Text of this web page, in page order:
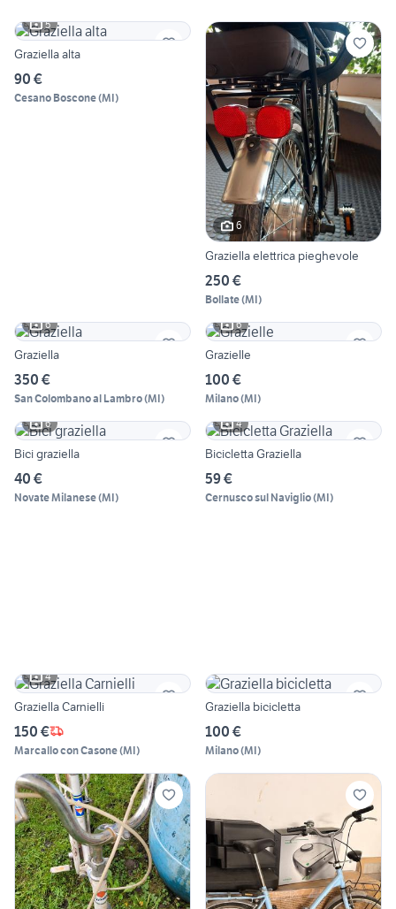
5
Graziella alta
90 €
Cesano Boscone(MI)
6
Graziella elettrica pieghevole
250 €
Bollate(MI)
6
Graziella
350 €
San Colombano al Lambro(MI)
6
Grazielle
100 €
Milano(MI)
6
Bici graziella
40 €
Novate Milanese(MI)
4
Bicicletta Graziella
59 €
Cernusco sul Naviglio(MI)
4
Graziella Carnielli
150 €
Marcallo con Casone(MI)
Graziella bicicletta
100 €
Milano(MI)